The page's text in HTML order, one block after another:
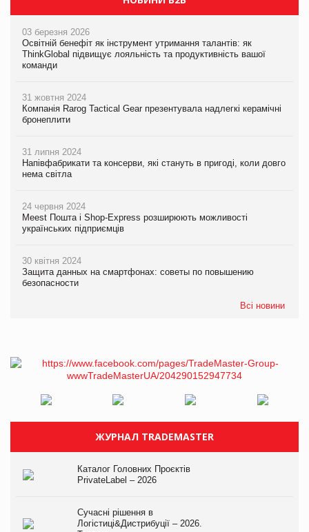
03 березня 2026
Освітній бенефіт як інструмент утримання талантів: як
ThinkGlobal підвищує лояльність та продуктивність вашої
команди
31 жовтня 2024
Компанія Rarog Tactical Gear презентувала надлегкі керамічні
бронеплити
31 липня 2024
Напівфабрикати та консерви, які стануть в пригоді, коли довго
нема світла
24 червня 2024
Meest Пошта і Shop-Express розширюють можливості
українських підприємців
30 квітня 2024
Защита данных на смартфонах: советы по повышению
безопасности
Всі новини
ЖУРНАЛ TRADEMASTER
Каталог Головних Проєктів
PrivateLabel – 2026
Сучасні рішення в
Логістиці&Дистрибуції – 2026.